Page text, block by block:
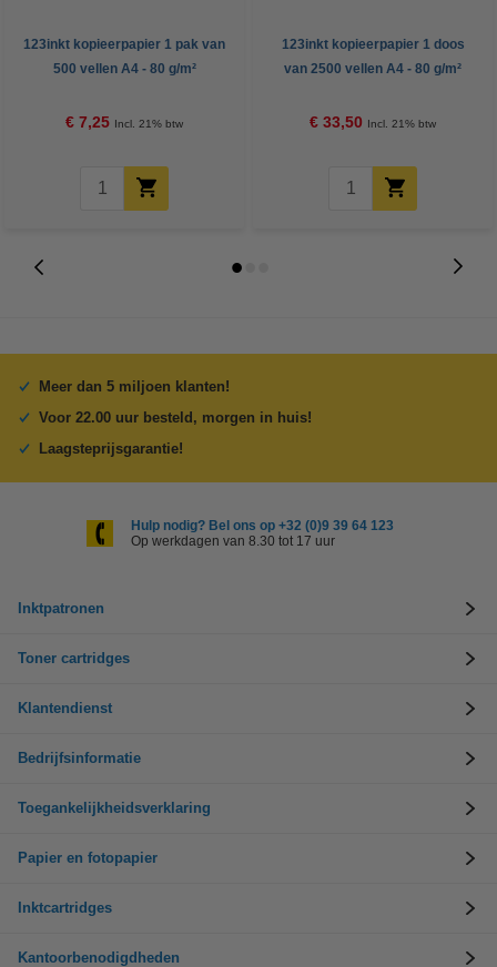
123inkt kopieerpapier 1 pak van
500 vellen A4 - 80 g/m²
€ 7,25 Incl. 21% btw
123inkt kopieerpapier 1 doos
van 2500 vellen A4 - 80 g/m²
€ 33,50 Incl. 21% btw
Meer dan 5 miljoen klanten!
Voor 22.00 uur besteld, morgen in huis!
Laagsteprijsgarantie!
Hulp nodig? Bel ons op +32 (0)9 39 64 123
Op werkdagen van 8.30 tot 17 uur
Inktpatronen
Toner cartridges
Klantendienst
Bedrijfsinformatie
Toegankelijkheidsverklaring
Papier en fotopapier
Inktcartridges
Kantoorbenodigdheden